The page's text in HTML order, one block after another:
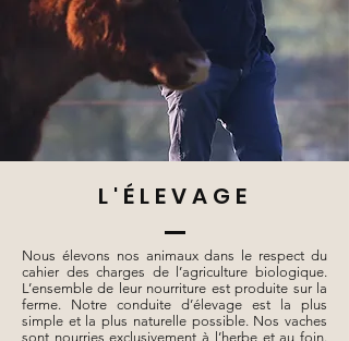
L'ÉLEVAGE
Nous élevons nos animaux dans le respect du
cahier des charges de l’agriculture biologique.
L’ensemble de leur nourriture est produite sur la
ferme. Notre conduite d’élevage est la plus
simple et la plus naturelle possible. Nos vaches
sont nourries exclusivement à l’herbe et au foin.